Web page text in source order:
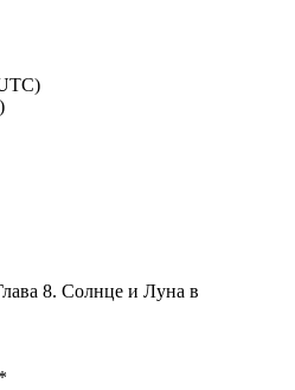
8. Солнце и Луна в
*